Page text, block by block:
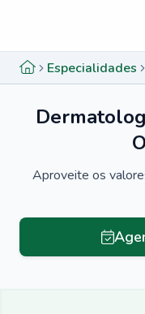
Especialidades
Aproveite os